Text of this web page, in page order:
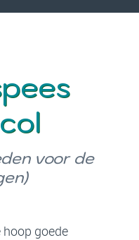
voor de
goede